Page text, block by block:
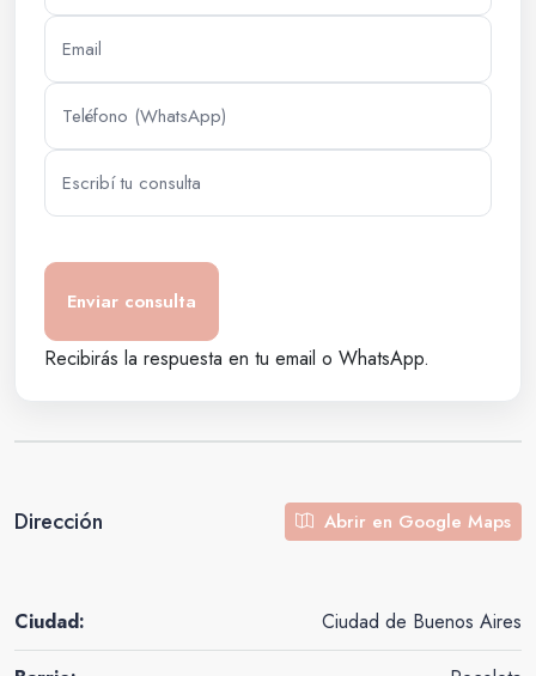
Recibirás la respuesta en tu email o WhatsApp.
Dirección Abrir en Google Maps
Ciudad: Ciudad de Buenos Aires